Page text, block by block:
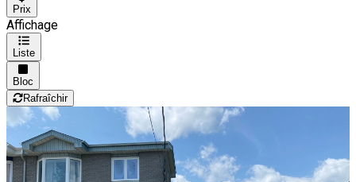
Prix
Affichage
Liste
Bloc
Rafraîchir